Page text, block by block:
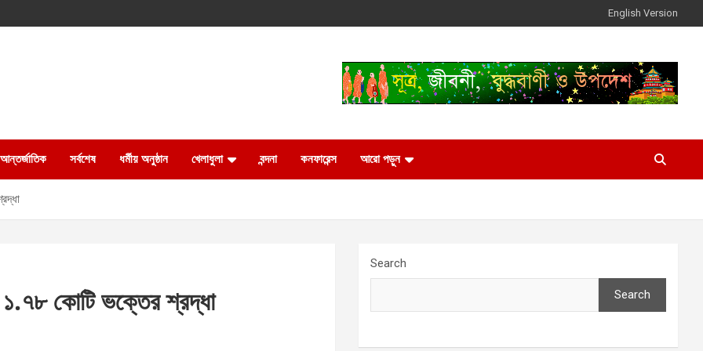
English Version
আন্তর্জাতিক সর্বশেষ ধর্মীয় অনুষ্ঠান খেলাধুলা বন্দনা কনফারেন্স আরো পড়ুন
১.৭৮ কোটি ভক্তের শ্রদ্ধা
Search
Search